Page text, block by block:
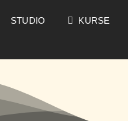
STUDIO KURSE